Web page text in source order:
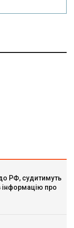
РФ, судитимуть
інформацію про